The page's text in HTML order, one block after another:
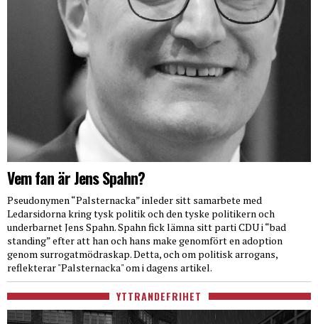
Vem fan är Jens Spahn?
Pseudonymen “Palsternacka” inleder sitt samarbete med
Ledarsidorna kring tysk politik och den tyske politikern och
underbarnet Jens Spahn. Spahn fick lämna sitt parti CDU i “bad
standing” efter att han och hans make genomfört en adoption
genom surrogatmödraskap. Detta, och om politisk arrogans,
reflekterar "Palsternacka" om i dagens artikel.
YTTRANDEFRIHET